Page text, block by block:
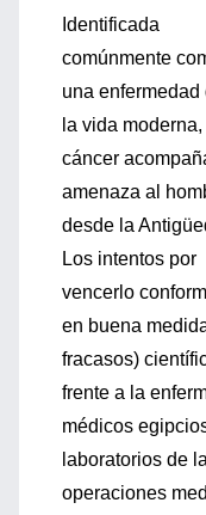
Identificada
comúnmente
una enfermedad
la vida moderna,
cáncer
amenaza al
desde la
Los intentos por
vencerlo
en buena
fracasos)
frente a la
médicos
laboratorios de
operaciones